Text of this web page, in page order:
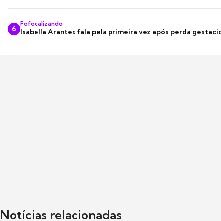
6
Fofocalizando
Isabella Arantes fala pela primeira vez após perda
Notícias relacionadas